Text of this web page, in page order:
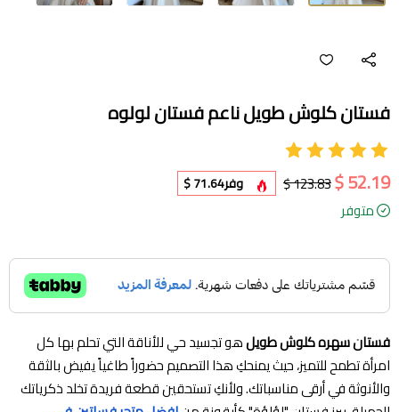
فستان كلوش طويل ناعم فستان لولوه
52.19 $
123.83 $ وفر71.64 $
متوفر
فستان سهره كلوش طويلهو تجسيد حي للأناقة التي تحلم بها كل
امرأة تطمح للتميز، حيث يمنحكِ هذا التصميم حضوراً طاغياً يفيض بالثقة
والأنوثة في أرقى مناسباتك. ولأنكِ تستحقين قطعة فريدة تخلد ذكرياتك